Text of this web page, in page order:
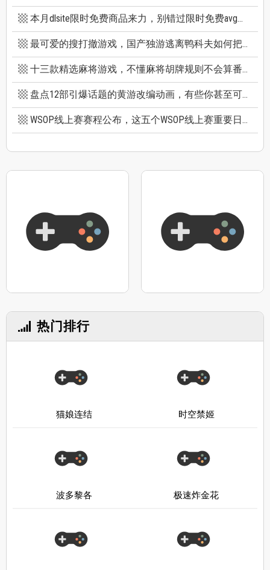
本月dlsite限时免费商品来力，别错过限时免费avg成人游戏和免费插画集
最可爱的搜打撤游戏，国产独游逃离鸭科夫如何把搜打撤玩出新高度
十三款精选麻将游戏，不懂麻将胡牌规则不会算番也能玩
盘点12部引爆话题的黄游改编动画，有些你甚至可能不知道它原作是黄游
WSOP线上赛赛程公布，这五个WSOP线上赛重要日期千万别错过
热门排行
猫娘连结 时空禁姬
波多黎各 极速炸金花